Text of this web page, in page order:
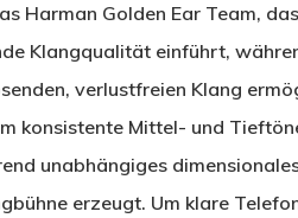
Harman Golden Ear Team,
Klangqualität einführt,
verlustfreien Klang
konsistente Mittel- und
unabhängiges
erzeugt. Um klare